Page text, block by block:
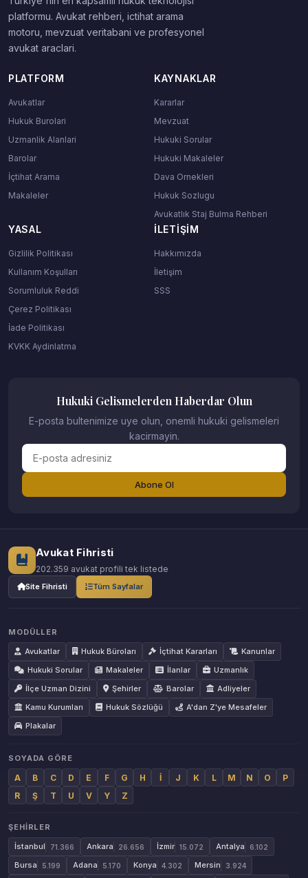
platformu. Avukat rehberi, ictihat arama
motoru, mevzuat veritabani ve profesyonel
avukat araclari.
PLATFORM
Avukatlar
Hukuk Burolari
Uzmanlik Alanlari
Barolar
İçtihat Arama
Makaleler
KAYNAKLAR
Kararlar
Mevzuat
Hukuki Sorular
Hukuki Makaleler
Dava Ornekleri
Hukuk Sozlugu
Avukatlık Staj Bulma Rehberi
YASAL
Gizlilik Politikası
Kullanım Koşulları
Sorumluluk Reddi
Çerez Politikası
İade Politikası
KVKK Aydinlatma
İLETIŞIM
Hakkımızda
İletişim
SSS
Hukuki Gelismelerden Haberdar Olun
E-posta bultenimize uye olun, onemli hukuki gelismeleri
kacirmayin.
Abone Ol
Avukat Fihristi
202.359 avukat profili tek listede
Site Fihristi Tüm Sayfalar
MODÜLLER
Avukatlar
Hukuk Büroları İçtihat Kararları
Kanunlar
Hukuki Sorular
Makaleler İlanlar
Uzmanlık
İlçe Uzman Dizini
Şehirler Barolar
Adliyeler
Kamu Kurumları
Hukuk Sözlüğü
A'dan Z'ye Mesafeler
Plakalar
SOYADA GÖRE
A B C D E F G H İ J K L M N O
P
R
Ş T U V Y Z
ŞEHIRLER
İstanbul
71.366 Ankara 26.656 İzmir 15.072 Antalya 6.102
Bursa 5.199 Adana 5.170 Konya 4.302 Mersin 3.924